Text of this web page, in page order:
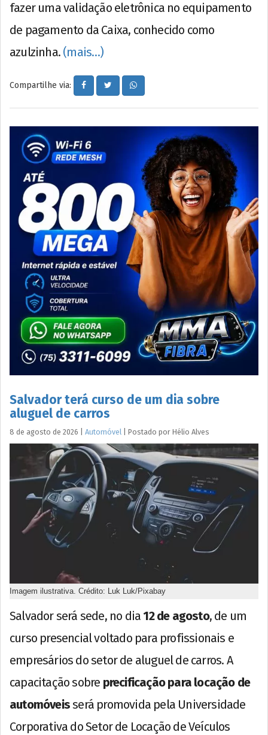
fazer uma validação eletrônica no equipamento
de pagamento da Caixa, conhecido como
azulzinha. (mais…)
Compartilhe via:
Salvador terá curso de um dia sobre
aluguel de carros
8 de agosto de 2026 Automóvel Postado por Hélio Alves
Imagem ilustrativa. Crédito: Luk Luk/Pixabay
Salvador será sede, no dia 12 de agosto, de um
curso presencial voltado para profissionais e
empresários do setor de aluguel de carros. A
capacitação sobre precificação para locação de
automóveisserá promovida pela Universidade
Corporativa do Setor de Locação de Veículos